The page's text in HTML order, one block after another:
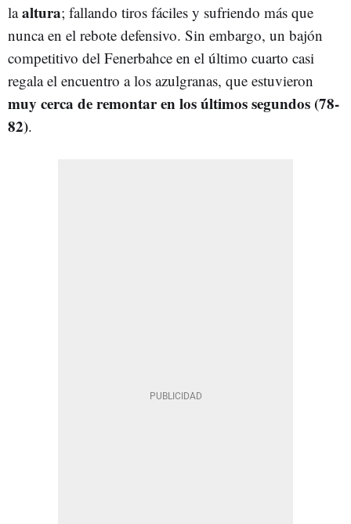
laaltura; fallando tiros fáciles y sufriendo más que
nunca en el rebote defensivo. Sin embargo, un bajón
competitivo del Fenerbahce en el último cuarto casi
regala el encuentro a los azulgranas, que estuvieron
muy cerca de remontar en los últimos segundos (78-
82).